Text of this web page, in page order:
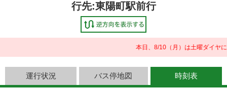
行先:東陽町駅前行
本日、8/10（月）は土曜ダイヤ
運行状況 バス停地図 時刻表